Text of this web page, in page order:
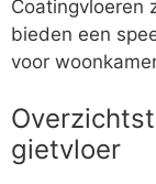
Coatingvloeren
bieden een
voor
gietvloer